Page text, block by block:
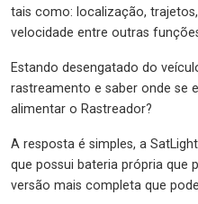
tais como: localização,
velocidade entre outras
Estando desengatado do
rastreamento e saber onde se
alimentar o Rastreador?
A resposta é simples, a
que possui bateria própria que
versão mais completa que